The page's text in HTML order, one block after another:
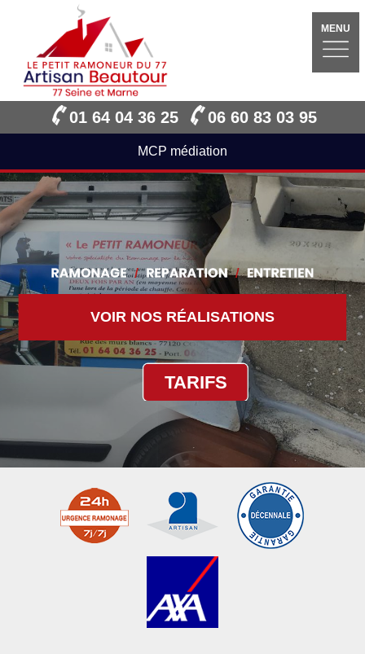
MENU
01 64 04 36 25 06 60 83 03 95
MCP médiation
VOIR NOS RÉALISATIONS
TARIFS